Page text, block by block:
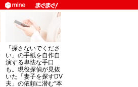
「探さないでくださ
い」の手紙を自作自
演する卑怯な手口
も。現役探偵が見抜
いた「妻子を探すDV
夫」の依頼に潜む“本